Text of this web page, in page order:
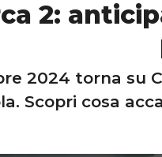
2:
2024 torna su
Scopri cosa